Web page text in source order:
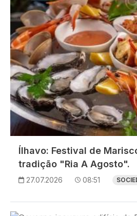
Ílhavo: Festival de
tradição "Ria A Agosto".
27.07.2026 08:51